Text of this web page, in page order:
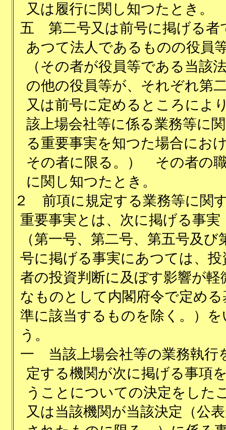
又は履行に関し知つたとき。
五
第二号又は前号に掲げる者
あつて法人であるものの役員
（その者が役員等である当該
の他の役員等が、それぞれ第
又は前号に定めるところによ
該上場会社等に係る業務等に
る重要事実を知つた場合にお
その者に限る。） その者の
に関し知つたとき。
２
前項に規定する業務等に関
重要事実とは、次に掲げる事実
（第一号、第二号、第五号及び
号に掲げる事実にあつては、投
者の投資判断に及ぼす影響が軽
なものとして内閣府令で定める
準に該当するものを除く。）を
う。
一
当該上場会社等の業務執行
定する機関が次に掲げる事項
うことについての決定をした
又は当該機関が当該決定（公